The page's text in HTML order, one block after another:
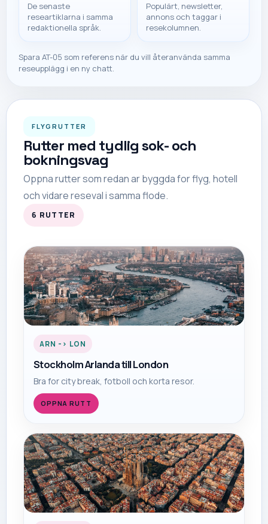
De senaste
researtiklarna i samma
redaktionella språk.
Populärt, newsletter,
annons och taggar i
resekolumnen.
Spara AT-05 som referens när du vill återanvända samma
reseupplägg i en ny chatt.
FLYGRUTTER
Rutter med tydlig sok- och
bokningsvag
Oppna rutter som redan ar byggda for flyg, hotell
och vidare reseval i samma flode.
6 RUTTER
ARN -> LON
Stockholm ArlandatillLondon
Bra for city break, fotboll och korta resor.
OPPNA RUTT